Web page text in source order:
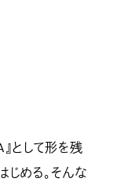
として形を残
じめる。そんな